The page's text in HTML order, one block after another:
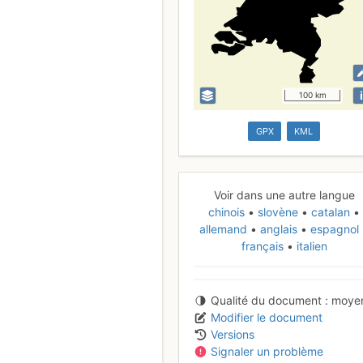
100 km i
GPX KML
Voir dans une autre langue
chinois
slovène
catalan
allemand
anglais
espagnol
français
italien
Qualité du document
Modifier le document
Versions
Signaler un problème